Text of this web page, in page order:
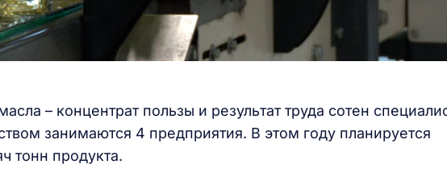
– концентрат пользы и результат труда сотен
занимаются 4 предприятия. В этом году планируется
тонн продукта.